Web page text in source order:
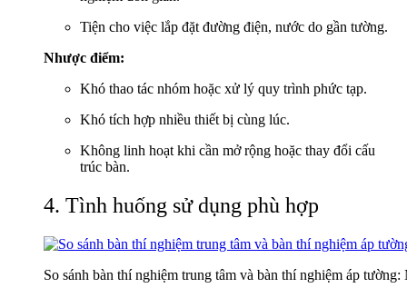
Tiện cho việc lắp đặt đường điện, nước do gần tường.
Nhược điểm:
Khó thao tác nhóm hoặc xử lý quy trình phức tạp.
Khó tích hợp nhiều thiết bị cùng lúc.
Không linh hoạt khi cần mở rộng hoặc thay đổi cấu
trúc bàn.
4. Tình huống sử dụng phù hợp
So sánh bàn thí nghiệm trung tâm và bàn thí nghiệm áp tường: